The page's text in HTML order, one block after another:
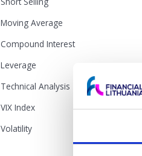
Moving Average
Compound Interest
Leverage
Technical Analysis
VIX Index
Volatility